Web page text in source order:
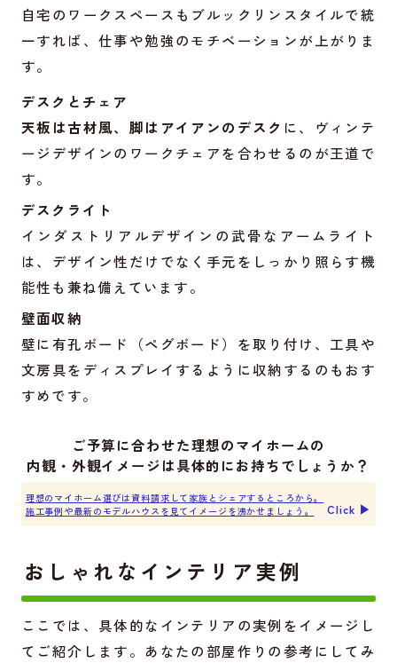
自宅のワークスペースもブルックリンスタイルで統
一すれば、仕事や勉強のモチベーションが上がりま
す。
デスクとチェア
天板は古材風、脚はアイアンのデスク に、ヴィンテ
ージデザインのワークチェアを合わせるのが王道で
す。
デスクライト
インダストリアルデザインの武骨なアームライト
は、デザイン性だけでなく手元をしっかり照らす機
能性も兼ね備えています。
壁面収納
壁に有孔ボード（ペグボード）を取り付け、工具や
文房具をディスプレイするように収納するのもおす
すめです。
ご予算に合わせた理想のマイホームの
内観・外観イメージは具体的にお持ちでしょうか？
理想のマイホーム選びは資料請求して家族とシェアするところから。
施工事例や最新のモデルハウスを見てイメージを沸かせましょう。
Click ▶︎
おしゃれなインテリア実例
ここでは、具体的なインテリアの実例をイメージし
てご紹介します。あなたの部屋作りの参考にしてみ